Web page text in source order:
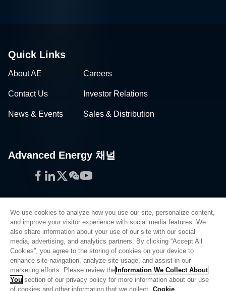
Quick Links
About AE Careers
Contact Us Investor Relations
News & Events Sales & Distribution
Advanced Energy 채널
Facebook
LinkedIn
Twitter
WeChat
YouTube
Privacy Policy
Legal
Quality
Sitemap
We use cookies to analyze how you use our site, personalize content,
and improve your visitor experience with social media features. We
also share information about your use of our site with our social
media, advertising, and analytics partners. By clicking “Accept All
Cookies”, you agree to the storing of cookies on your device to
enhance site navigation, analyze site usage, and assist in our
marketing efforts. Please review the Information We Collect About
You section of our privacy policy for more information about our use
of cookies and other information that we collect. Cookie